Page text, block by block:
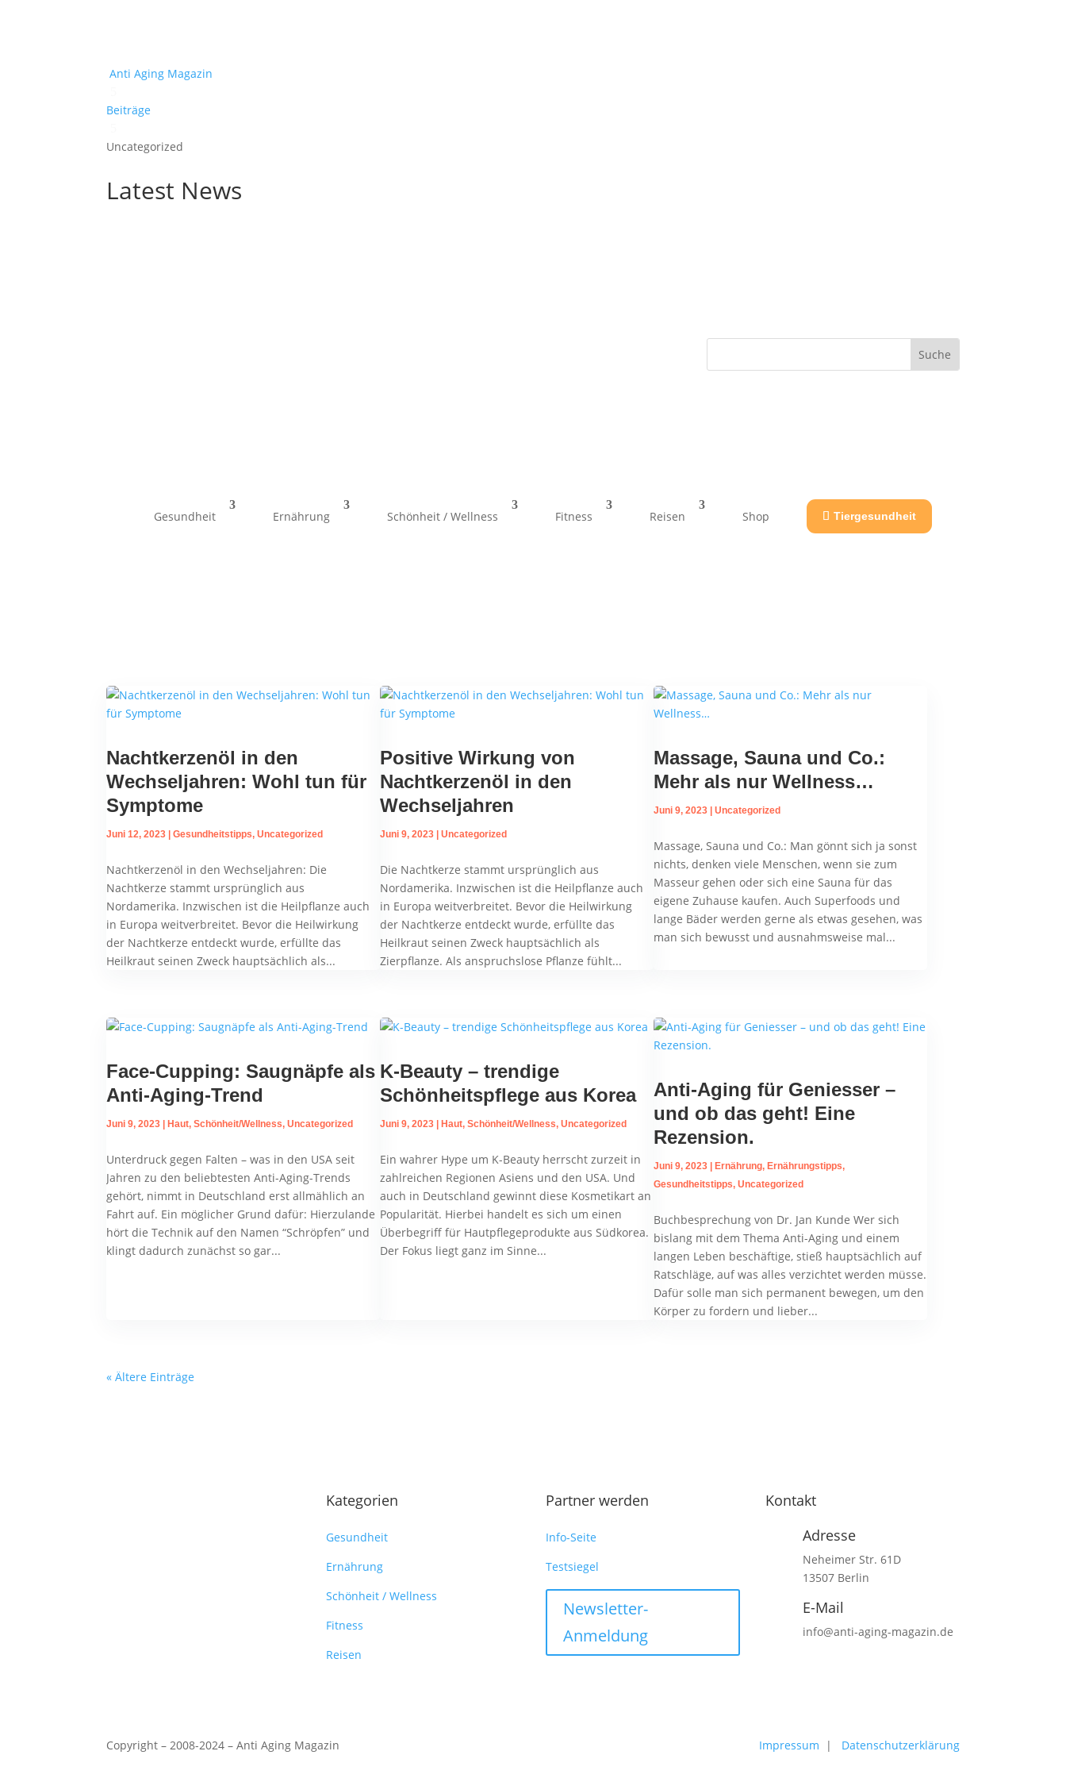
Anti Aging Magazin
Beiträge
Uncategorized
Latest News
Gesundheit Ernährung Schönheit / Wellness Fitness Reisen Shop Tiergesundheit
Nachtkerzenöl in den
Wechseljahren: Wohl tun für
Symptome
Juni 12, 2023 |Gesundheitstipps,Uncategorized
Nachtkerzenöl in den Wechseljahren: Die
Nachtkerze stammt ursprünglich aus
Nordamerika. Inzwischen ist die Heilpflanze auch
in Europa weitverbreitet. Bevor die Heilwirkung
der Nachtkerze entdeckt wurde, erfüllte das
Heilkraut seinen Zweck hauptsächlich als...
Positive Wirkung von
Nachtkerzenöl in den
Wechseljahren
Juni 9, 2023 |Uncategorized
Die Nachtkerze stammt ursprünglich aus
Nordamerika. Inzwischen ist die Heilpflanze auch
in Europa weitverbreitet. Bevor die Heilwirkung
der Nachtkerze entdeckt wurde, erfüllte das
Heilkraut seinen Zweck hauptsächlich als
Zierpflanze. Als anspruchslose Pflanze fühlt...
Massage, Sauna und Co.:
Mehr als nur Wellness…
Juni 9, 2023 |Uncategorized
Massage, Sauna und Co.: Man gönnt sich ja sonst
nichts, denken viele Menschen, wenn sie zum
Masseur gehen oder sich eine Sauna für das
eigene Zuhause kaufen. Auch Superfoods und
lange Bäder werden gerne als etwas gesehen, was
man sich bewusst und ausnahmsweise mal...
Face-Cupping: Saugnäpfe als
Anti-Aging-Trend
Juni 9, 2023 |Haut,Schönheit/Wellness,Uncategorized
Unterdruck gegen Falten – was in den USA seit
Jahren zu den beliebtesten Anti-Aging-Trends
gehört, nimmt in Deutschland erst allmählich an
Fahrt auf. Ein möglicher Grund dafür: Hierzulande
hört die Technik auf den Namen “Schröpfen” und
klingt dadurch zunächst so gar...
K-Beauty – trendige
Schönheitspflege aus Korea
Juni 9, 2023 |Haut,Schönheit/Wellness,Uncategorized
Ein wahrer Hype um K-Beauty herrscht zurzeit in
zahlreichen Regionen Asiens und den USA. Und
auch in Deutschland gewinnt diese Kosmetikart an
Popularität. Hierbei handelt es sich um einen
Überbegriff für Hautpflegeprodukte aus Südkorea.
Der Fokus liegt ganz im Sinne...
Anti-Aging für Geniesser –
und ob das geht! Eine
Rezension.
Juni 9, 2023 |Ernährung,Ernährungstipps,
Gesundheitstipps,Uncategorized
Buchbesprechung von Dr. Jan Kunde Wer sich
bislang mit dem Thema Anti-Aging und einem
langen Leben beschäftige, stieß hauptsächlich auf
Ratschläge, auf was alles verzichtet werden müsse.
Dafür solle man sich permanent bewegen, um den
Körper zu fordern und lieber...
« Ältere Einträge
Kategorien
Gesundheit
Ernährung
Schönheit / Wellness
Fitness
Reisen
Partner werden
Info-Seite
Testsiegel
Newsletter-
Anmeldung
Kontakt
Adresse
Neheimer Str. 61D
13507 Berlin
E-Mail
info@anti-aging-magazin.de
Copyright – 2008-2024 – Anti Aging Magazin Impressum | Datenschutzerklärung